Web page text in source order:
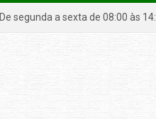
De segunda a sexta de 08:00